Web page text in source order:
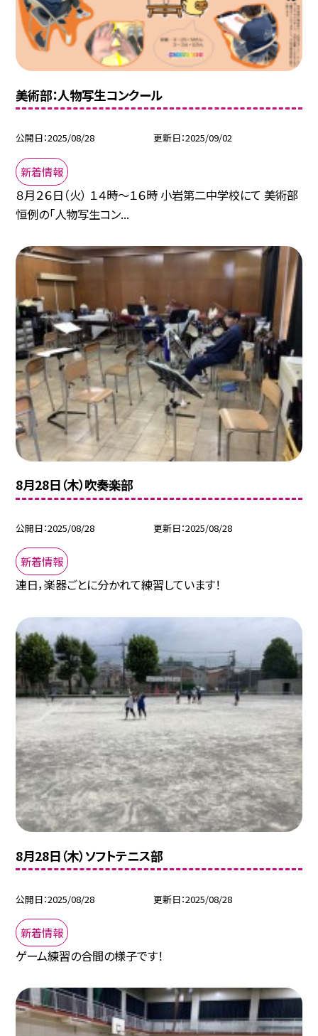
美術部：人物写生コンクール
公開日 2025/08/28 更新日 2025/09/02
新着情報
８月２６日（火） １４時～１６時 小岩第二中学校にて 美術部
恒例の「人物写生コン...
8月28日（木）吹奏楽部
公開日 2025/08/28 更新日 2025/08/28
新着情報
連日，楽器ごとに分かれて練習しています！
8月28日（木）ソフトテニス部
公開日 2025/08/28 更新日 2025/08/28
新着情報
ゲーム練習の合間の様子です！